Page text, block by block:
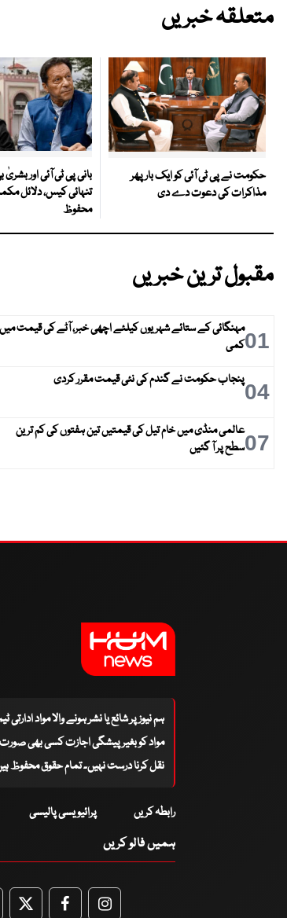
متعلقہ خبریں
حکومت نے پی ٹی آئی کو ایک بارپھر
مذاکرات کی دعوت دے دی
بانی پی ٹی آئی اور
تنہائی کیس، دلائل
محفوظ
مقبول ترین خبریں
01مہنگائی کے ستائے شہریوں کیلئے اچھی خبر، آٹے کی قیمت میں
کمی
04پنجاب حکومت نے گندم کی نئی قیمت مقرر کردی
07عالمی منڈی میں خام تیل کی قیمتیں تین ہفتوں کی کم ترین
سطح پر آ گئیں
ہم نیوز پر شائع یا نشر ہونے والا مواد
مواد کو بغیر پیشگی اجازت کسی بھی
نقل کرنا درست نہیں۔ تمام حقوق محفوظ ہیں ©
رابطہ کریں پرائیویسی پالیسی
ہمیں فالو کریں